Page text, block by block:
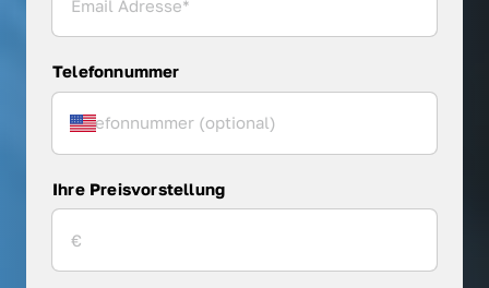
Telefonnummer
Ihre Preisvorstellung